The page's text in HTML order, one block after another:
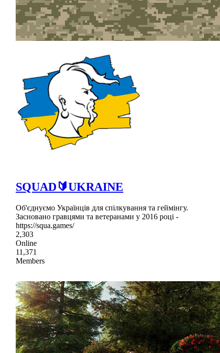
SQUAD🔰UKRAINE
Об'єднуємо Українців для спілкування та геймінгу.
Засновано гравцями та ветеранами у 2016 році -
https://squa.games/
2,303
Online
11,371
Members